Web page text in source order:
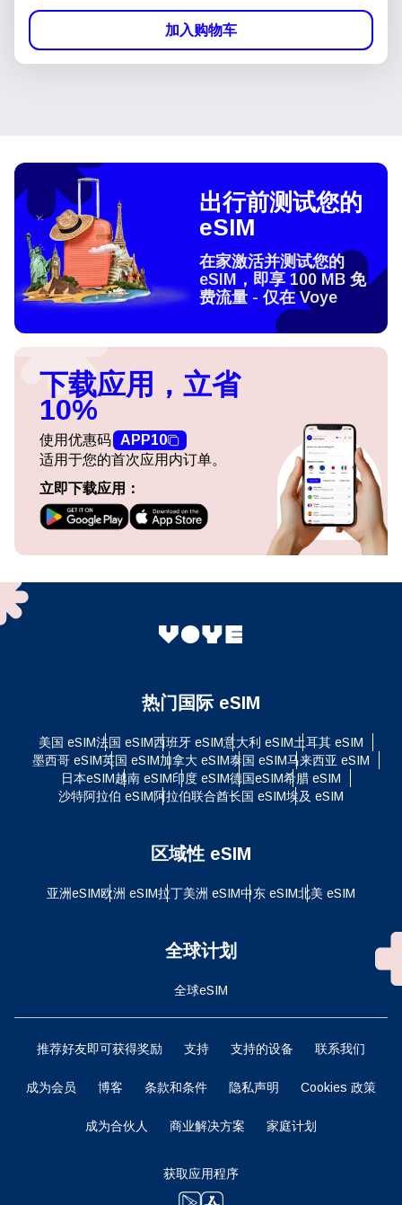
加入购物车
出行前测试您的
eSIM
在家激活并测试您的
eSIM，即享 100 MB 免
费流量 - 仅在 Voye
下载应用，立省
10%
使用优惠码 APP10
适用于您的首次应用内订单。
立即下载应用：
热门国际 eSIM
美国 eSIM法国 eSIM西班牙 eSIM意大利 eSIM土耳其 eSIM
墨西哥 eSIM英国 eSIM加拿大 eSIM泰国 eSIM马来西亚 eSIM
日本eSIM越南 eSIM印度 eSIM德国eSIM希腊 eSIM
沙特阿拉伯 eSIM阿拉伯联合酋长国 eSIM埃及 eSIM
区域性 eSIM
亚洲eSIM欧洲 eSIM拉丁美洲 eSIM中东 eSIM北美 eSIM
全球计划
全球eSIM
推荐好友即可获得奖励 支持 支持的设备 联系我们
成为会员 博客 条款和条件 隐私声明 Cookies 政策
成为合伙人 商业解决方案 家庭计划
获取应用程序